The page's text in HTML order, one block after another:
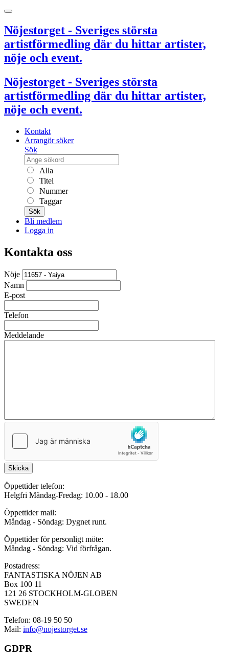
Nöjestorget - Sveriges största
artistförmedling där du hittar artister,
nöje och event.
Nöjestorget - Sveriges största
artistförmedling där du hittar artister,
nöje och event.
Kontakt
Arrangör söker
Sök
Alla
Titel
Nummer
Taggar
Sök
Bli medlem
Logga in
Kontakta oss
Nöje
Namn
E-post
Telefon
Meddelande
Skicka
Öppettider telefon:
Helgfri Måndag-Fredag: 10.00 - 18.00
Öppettider mail:
Måndag - Söndag: Dygnet runt.
Öppettider för personligt möte:
Måndag - Söndag: Vid förfrågan.
Postadress:
FANTASTISKA NÖJEN AB
Box 100 11
121 26 STOCKHOLM-GLOBEN
SWEDEN
Telefon: 08-19 50 50
Mail: info@nojestorget.se
GDPR